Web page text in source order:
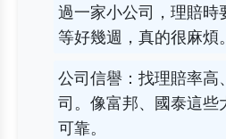
過一家小公司，理賠時
等好幾週，真的很麻煩。
公司信譽：找理賠率高
司。像富邦、國泰這些
可靠。